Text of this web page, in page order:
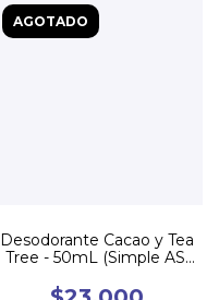
AGOTADO
Desodorante Cacao y Tea
Tree - 50mL (Simple AS)